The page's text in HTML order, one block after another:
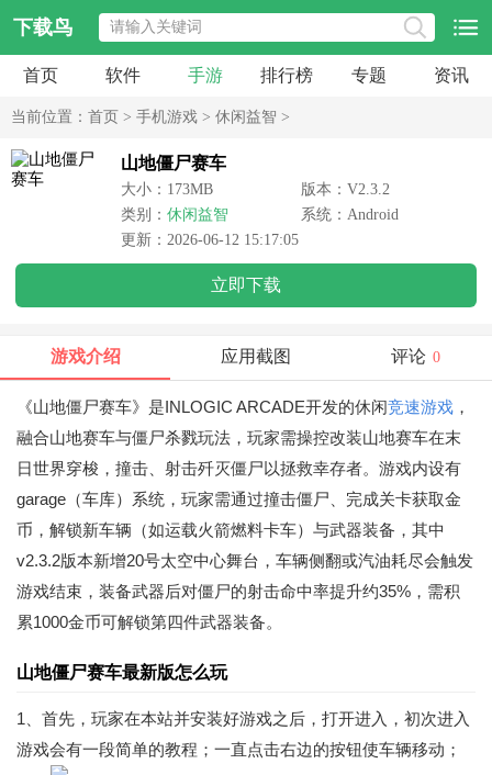
下载鸟
首页 软件 手游 排行榜 专题 资讯
当前位置： 首页 > 手机游戏 > 休闲益智 >
山地僵尸赛车
大小：173MB
版本：V2.3.2
类别： 休闲益智
系统：Android
更新：2026-06-12 15:17:05
立即下载
游戏介绍 应用截图 评论 0
《山地僵尸赛车》是INLOGIC ARCADE开发的休闲竞速游戏 ，
融合山地赛车与僵尸杀戮玩法，玩家需操控改装山地赛车在末
日世界穿梭，撞击、射击歼灭僵尸以拯救幸存者。游戏内设有
garage（车库）系统，玩家需通过撞击僵尸、完成关卡获取金
币，解锁新车辆（如运载火箭燃料卡车）与武器装备，其中
v2.3.2版本新增20号太空中心舞台，车辆侧翻或汽油耗尽会触发
游戏结束，装备武器后对僵尸的射击命中率提升约35%，需积
累1000金币可解锁第四件武器装备。
山地僵尸赛车最新版怎么玩
1、首先，玩家在本站并安装好游戏之后，打开进入，初次进入
游戏会有一段简单的教程；一直点击右边的按钮使车辆移动；